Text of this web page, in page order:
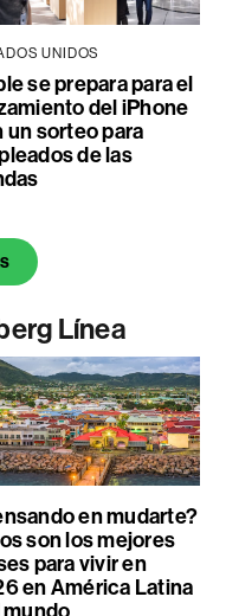
UNIDOS
se prepara para el
del iPhone
un sorteo para
de las
Línea
en mudarte?
son los mejores
para vivir en
en América Latina